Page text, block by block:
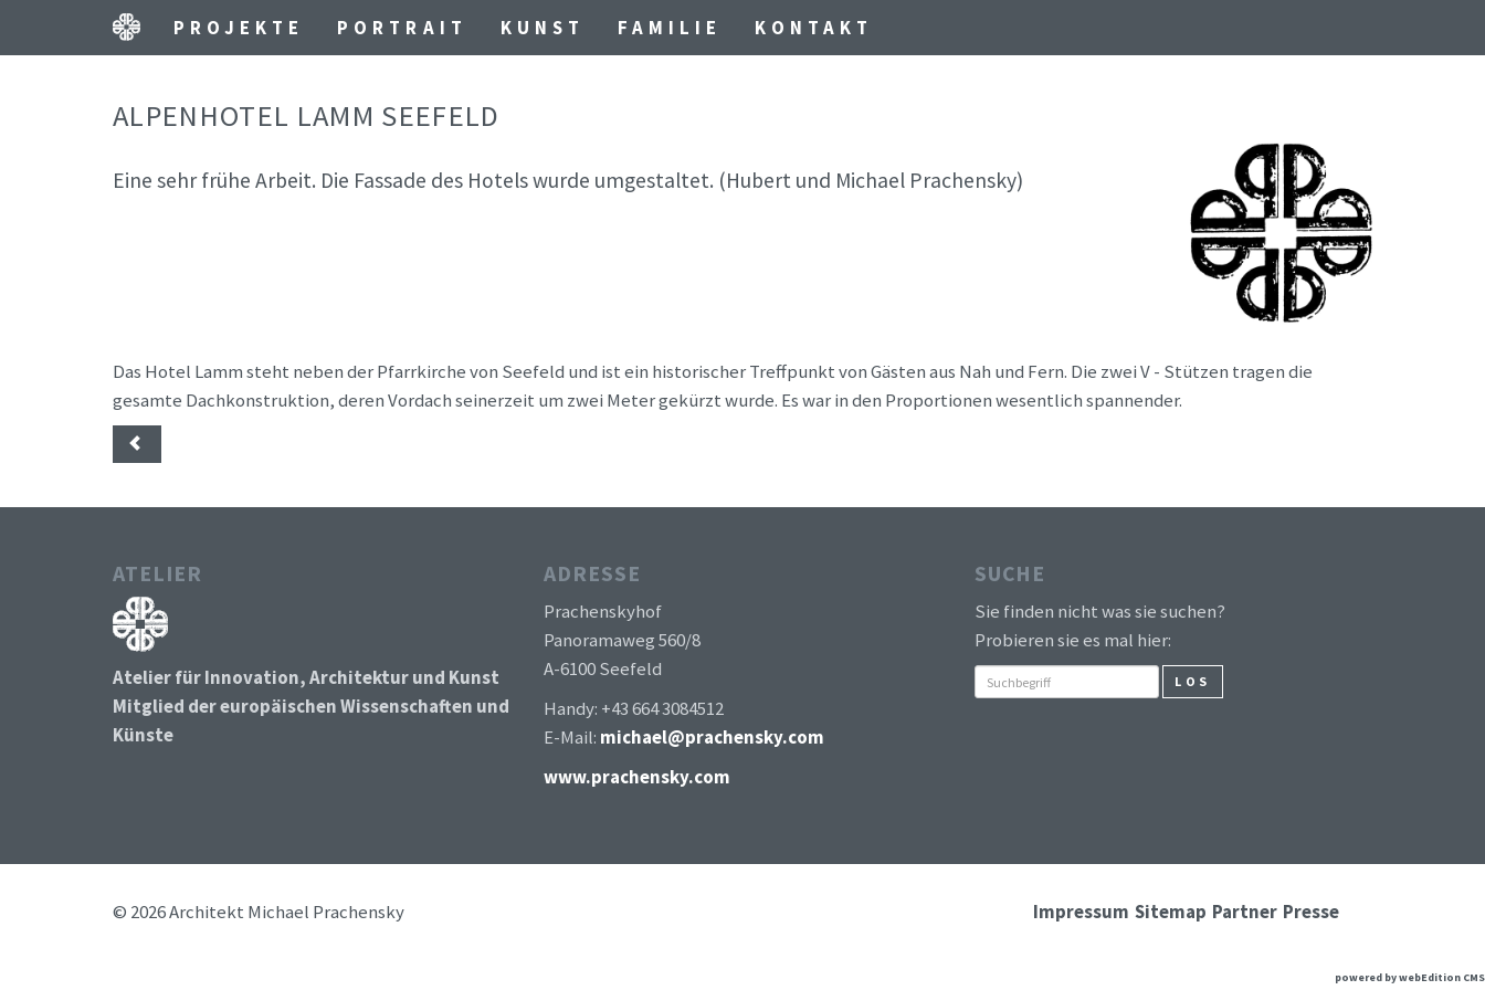
PROJEKTE PORTRAIT KUNST FAMILIE KONTAKT
ALPENHOTEL LAMM SEEFELD
Eine sehr frühe Arbeit. Die Fassade des Hotels wurde umgestaltet. (Hubert und Michael Prachensky)
Das Hotel Lamm steht neben der Pfarrkirche von Seefeld und ist ein historischer Treffpunkt von Gästen aus Nah und Fern. Die zwei V - Stützen tragen die
gesamte Dachkonstruktion, deren Vordach seinerzeit um zwei Meter gekürzt wurde. Es war in den Proportionen wesentlich spannender.
ATELIER
Atelier für Innovation, Architektur und Kunst
Mitglied der europäischen Wissenschaften und
Künste
ADRESSE
Prachenskyhof
Panoramaweg 560/8
A-6100 Seefeld
Handy: +43 664 3084512
E-Mail: michael@prachensky.com
www.prachensky.com
SUCHE
Sie finden nicht was sie suchen?
Probieren sie es mal hier:
LOS
© 2026 Architekt Michael Prachensky Impressum Sitemap Partner Presse
powered by webEdition CMS